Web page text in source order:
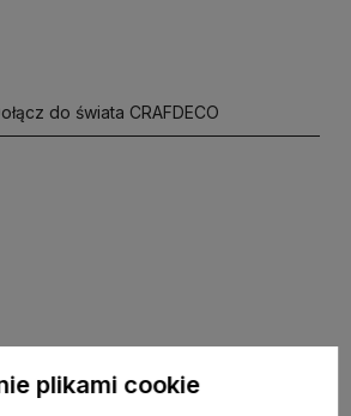
do świata CRAFDECO
plikami cookie